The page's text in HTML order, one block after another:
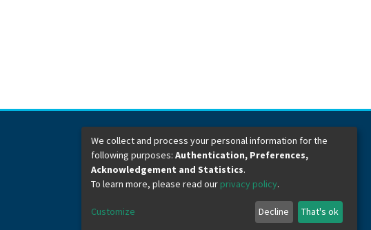
Dirección General de Bibliotecas
Boulevard Valsequillo y Av. de las Torres
Ciudad Universitaria. Col. San Manuel
We collect and process your personal information for the
following purposes: Authentication, Preferences,
Acknowledgement and Statistics.
To learn more, please read our privacy policy.
Customize Decline That's ok